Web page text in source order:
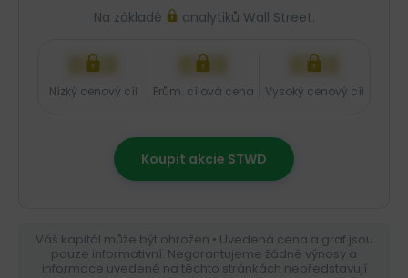
Na základě analytiků Wall Street.
XXX
Nízký cenový cíl
XXX
Prům. cílová cena
XXX
Vysoký cenový cíl
Koupit akcie STWD
Váš kapitál může být ohrožen • Uvedená cena a graf jsou
pouze informativní. Negarantujeme žádné výnosy a
informace uvedené na těchto stránkách nepředstavují